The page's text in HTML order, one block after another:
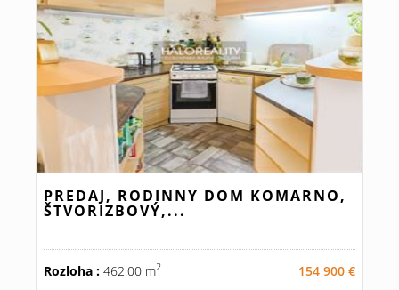
PREDAJ, RODINNÝ DOM KOMÁRNO,
ŠTVORIZBOVÝ,...
Rozloha : 462.00 m2
154 900 €